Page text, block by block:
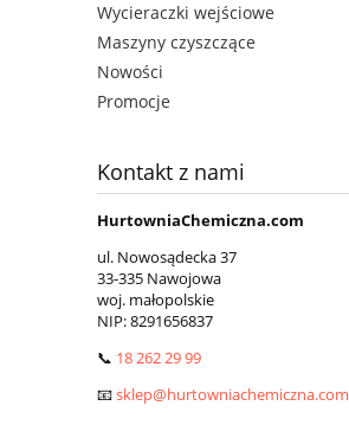
Wycieraczki wejściowe
Maszyny czyszczące
Nowości
Promocje
Kontakt z nami
HurtowniaChemiczna.com
ul. Nowosądecka 37
33-335 Nawojowa
woj. małopolskie
NIP:8291656837
📞 18 262 29 99
📧sklep@hurtowniachemiczna.com